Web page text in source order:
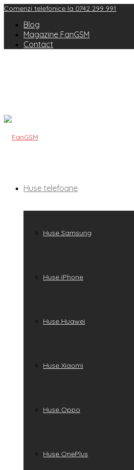
Comenzi telefonice la 0742 299 991
Blog
Magazine FanGSM
Contact
Huse telefoane
Huse Samsung
Huse iPhone
Huse Huawei
Huse Xiaomi
Huse Oppo
Huse OnePlus